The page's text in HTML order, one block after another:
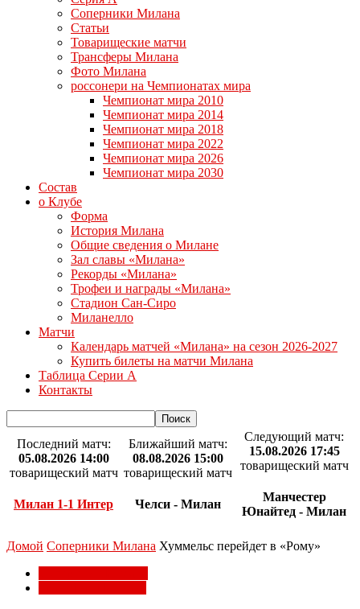
Соперники Милана
Статьи
Товарищеские матчи
Трансферы Милана
Фото Милана
россонери на Чемпионатах мира
Чемпионат мира 2010
Чемпионат мира 2014
Чемпионат мира 2018
Чемпионат мира 2022
Чемпионат мира 2026
Чемпионат мира 2030
Состав
о Клубе
Форма
История Милана
Общие сведения о Милане
Зал славы «Милана»
Рекорды «Милана»
Трофеи и награды «Милана»
Стадион Сан-Сиро
Миланелло
Матчи
Календарь матчей «Милана» на сезон 2026-2027
Купить билеты на матчи Милана
Таблица Серии А
Контакты
Последний матч:
05.08.2026 14:00
товарищеский матч
Милан 1-1 Интер
Ближайший матч:
08.08.2026 15:00
товарищеский матч
Челси - Милан
Следующий матч:
15.08.2026 17:45
товарищеский матч
Манчестер
Юнайтед - Милан
Домой Соперники Милана Хуммельс перейдет в «Рому»